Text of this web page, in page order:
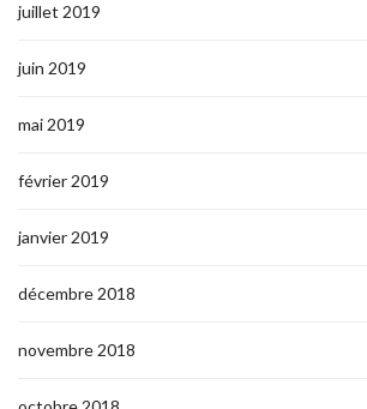
juillet 2019
juin 2019
mai 2019
février 2019
janvier 2019
décembre 2018
novembre 2018